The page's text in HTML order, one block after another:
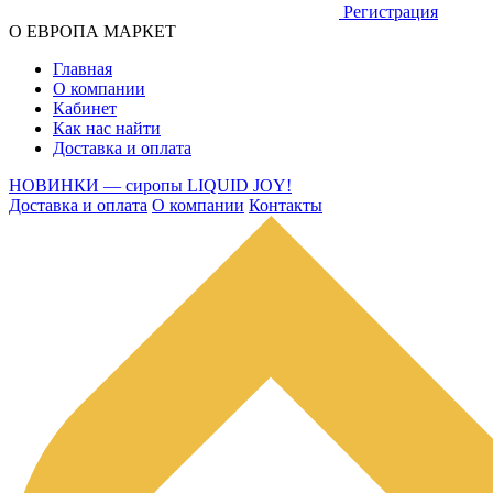
Регистрация
О ЕВРОПА МАРКЕТ
Главная
О компании
Кабинет
Как нас найти
Доставка и оплата
НОВИНКИ — сиропы LIQUID JOY!
Доставка и оплата О компании Контакты